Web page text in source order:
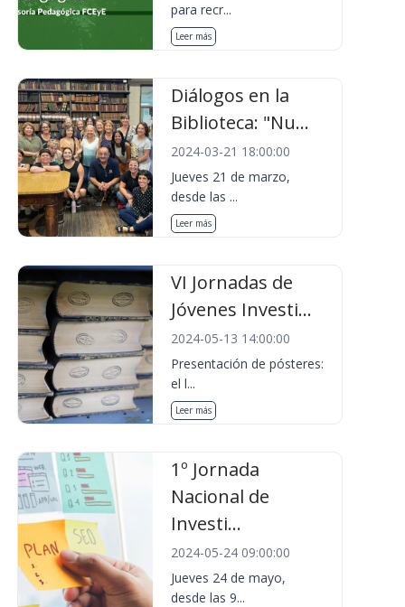
para recr...
Leer más
Diálogos en la
Biblioteca: "Nu...
2024-03-21 18:00:00
Jueves 21 de marzo,
desde las ...
Leer más
VI Jornadas de
Jóvenes Investi...
2024-05-13 14:00:00
Presentación de pósteres:
el l...
Leer más
1º Jornada
Nacional de
Investi...
2024-05-24 09:00:00
Jueves 24 de mayo,
desde las 9...